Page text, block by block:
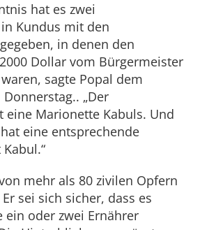
hat es zwei
Kundus mit den
in denen den
Dollar vom Bürgermeister
sagte Popal dem
„Der
eine Marionette Kabuls. Und
eine entsprechende
mehr als 80 zivilen Opfern
sei sich sicher, dass es
ein oder zwei Ernährer